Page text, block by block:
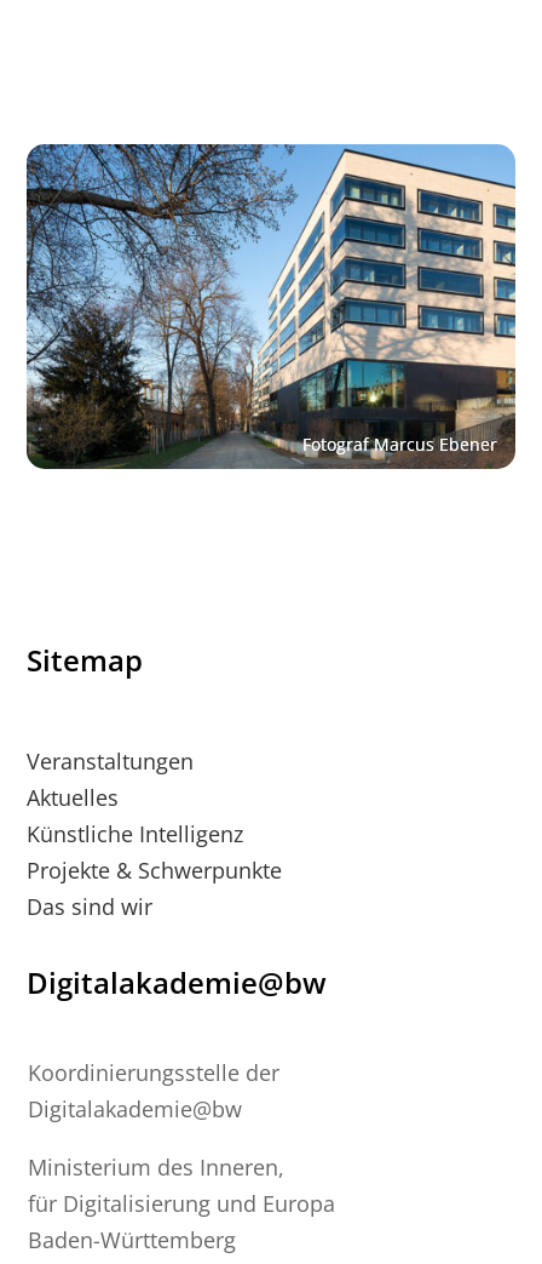
Sitemap
Veranstaltungen
Aktuelles
Künstliche Intelligenz
Projekte & Schwerpunkte
Das sind wir
Digitalakademie@bw
Koordinierungsstelle der
Digitalakademie@bw
Ministerium des Inneren,
für Digitalisierung und Europa
Baden-Württemberg